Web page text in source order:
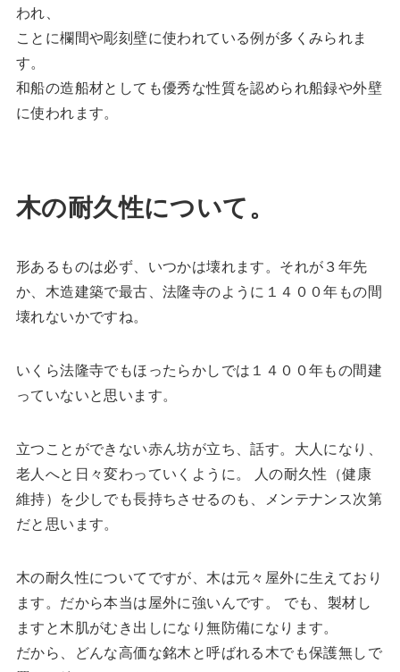
われ、
ことに欄間や彫刻壁に使われている例が多くみられま
す。
和船の造船材としても優秀な性質を認められ船録や外壁
に使われます。
木の耐久性について。
形あるものは必ず、いつかは壊れます。それが３年先
か、木造建築で最古、法隆寺のように１４００年もの間
壊れないかですね。
いくら法隆寺でもほったらかしでは１４００年もの間建
っていないと思います。
立つことができない赤ん坊が立ち、話す。大人になり、
老人へと日々変わっていくように。 人の耐久性（健康
維持）を少しでも長持ちさせるのも、メンテナンス次第
だと思います。
木の耐久性についてですが、木は元々屋外に生えており
ます。だから本当は屋外に強いんです。 でも、製材し
ますと木肌がむき出しになり無防備になります。
だから、どんな高価な銘木と呼ばれる木でも保護無しで